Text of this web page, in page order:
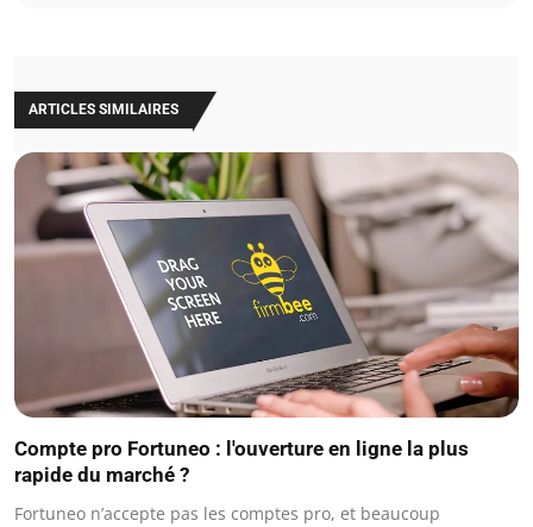
ARTICLES SIMILAIRES
Compte pro Fortuneo : l'ouverture en ligne la plus
rapide du marché ?
Fortuneo n’accepte pas les comptes pro, et beaucoup